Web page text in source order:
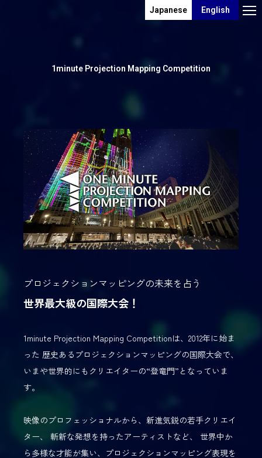
Japanese English
1minute Projection Mapping Competition
プロジェクションマッピングの未来を占う
世界最大級の国際大会！
1minute Projection Mapping Competitionは、2012年に始ま
った 歴史あるプロジェクションマッピングの国際大会で、
いまや世界的にもクリエイターの“登竜門”となっていま
す。
映像のプロフェッショナルから、新進気鋭の若手クリエイ
ター、
斬新な発想を持ったアーティストなど、
世界中か
ら多様な才能が集い、プロジェクションマッピング表現を